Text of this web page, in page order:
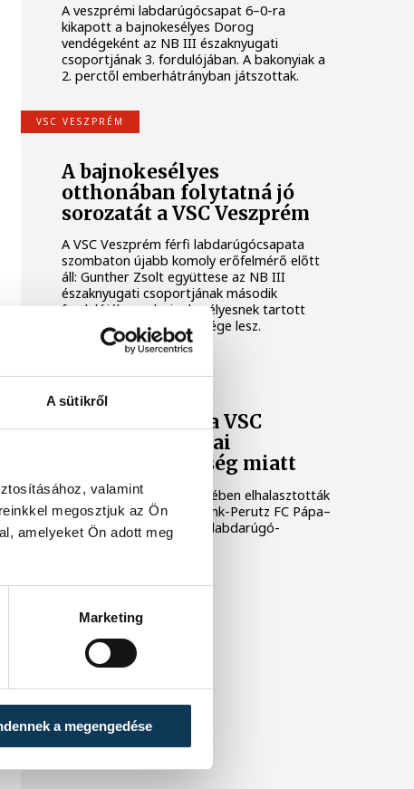
A sütikről
valamint
megosztjuk az Ön
amelyeket Ön adott meg
Marketing
a megengedése
A veszprémi labdarúgócsapat 6–0-ra
kikapott a bajnokesélyes Dorog
vendégeként az NB III északnyugati
csoportjának 3. fordulójában. A bakonyiak a
2. perctől emberhátrányban játszottak.
VSC VESZPRÉM
A bajnokesélyes
otthonában folytatná jó
sorozatát a VSC Veszprém
A VSC Veszprém férfi labdarúgócsapata
szombaton újabb komoly erőfelmérő előtt
áll: Gunther Zsolt együttese az NB III
északnyugati csoportjának második
fordulójában a bajnokesélyesnek tartott
Dorogi Bányász FC vendége lesz.
Elhalasztották a VSC
Veszprém szerdai
bajnokiját a hőség miatt
Az MLSZ döntése értelmében elhalasztották
a szerdára kiírt Frutti Drink-Perutz FC Pápa–
VSC Veszprém NB III-as labdarúgó-